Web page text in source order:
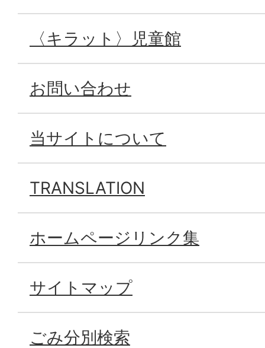
〈キラット〉児童館
お問い合わせ
当サイトについて
TRANSLATION
ホームページリンク集
サイトマップ
ごみ分別検索